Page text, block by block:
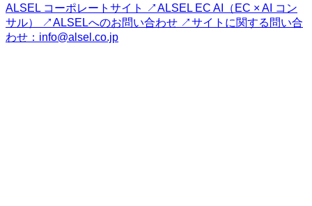
ALSEL コーポレートサイト ↗ALSEL EC AI（EC × AI コン
サル） ↗ALSELへのお問い合わせ ↗サイトに関する問い合
わせ：info@alsel.co.jp